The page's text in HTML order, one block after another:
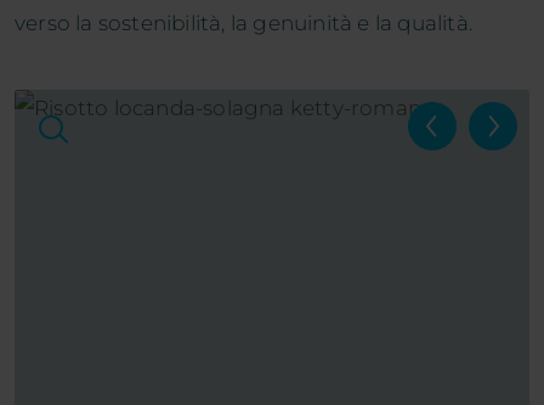
verso la sostenibilità, la genuinità e la qualità.